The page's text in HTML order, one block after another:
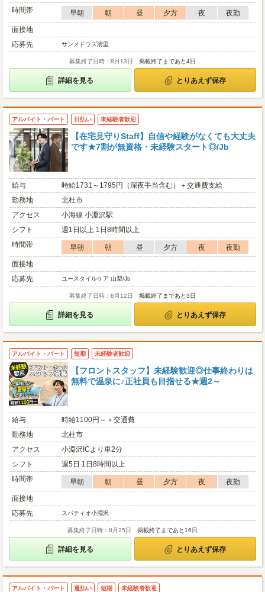
時間帯
早朝 朝 昼 夕方 夜
夜勤
面接地
応募先
サンメドウズ清里
募集終了日時：8月13日 掲載終了まであと4日
詳細を見る とりあえず保存
アルバイト・パート 日払い 未経験者歓迎
【在宅見守りStaff】自信や経験がなくても大丈夫
です★7割が無資格・未経験スタート◎/Jb
給与
時給1731～1795円（深夜手当含む）＋交通費支給
勤務地
北杜市
アクセス
小海線 小淵沢駅
シフト
週1日以上 1日8時間以上
時間帯
早朝 朝 昼 夕方 夜
夜勤
面接地
応募先
ユースタイルケア 山梨/Jb
募集終了日時：8月12日 掲載終了まであと3日
詳細を見る とりあえず保存
アルバイト・パート 短期 未経験者歓迎
【フロントスタッフ】未経験歓迎◎仕事終わりは
無料で温泉に♪正社員も目指せる★週2～
給与
時給1100円～＋交通費
勤務地
北杜市
アクセス
小淵沢ICより車2分
シフト
週5日 1日8時間以上
時間帯
早朝 朝 昼 夕方 夜
夜勤
面接地
応募先
スパティオ小淵沢
募集終了日時：8月25日 掲載終了まであと16日
詳細を見る とりあえず保存
アルバイト・パート 週払い 短期 未経験者歓迎